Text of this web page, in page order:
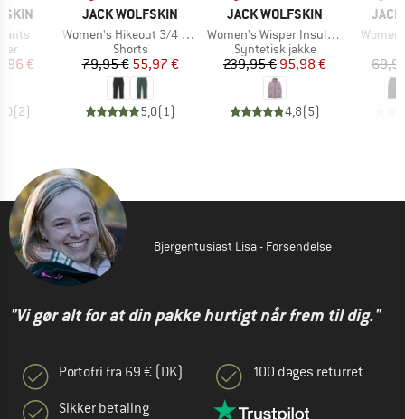
pris
€
(2)
MÆRKE
JACK WOLFSKIN
Artikel
Women's Hikeout 3/4 Pants
Produktgruppe
Shorts
Pris
79,95 €Nedsat pris
55,97 €
5,0(1)
MÆRKE
JACK WOLFSKIN
Artikel
Women's Wisper Insulated Jacket
Produktgruppe
Syntetisk jakke
Pris
239,95 €Nedsat pris
95,98 €
4,8(5)
Artikel
Bjergentusiast Lisa - Forsendelse
"Vi gør alt for at din pakke hurtigt når frem til dig."
Portofri fra 69 € (DK)
Sikker betaling
100 dages returret